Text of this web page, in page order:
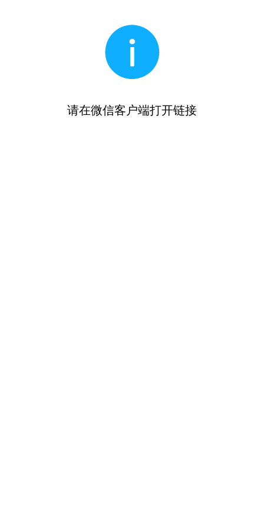
请在微信客户端打开链接